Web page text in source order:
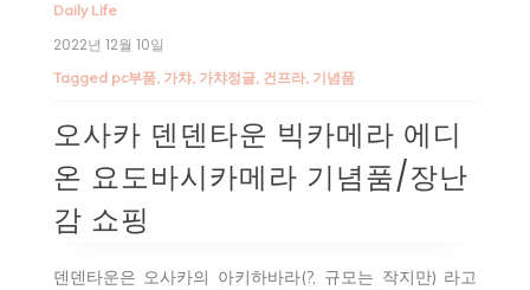
Daily Life
2022년 12월 10일
Tagged pc부품, 가챠, 가챠정글, 건프라, 기념품
오사카 덴덴타운 빅카메라 에디
온 요도바시카메라 기념품/장난
감 쇼핑
덴덴타운은 오사카의 아키하바라(?, 규모는 작지만) 라고